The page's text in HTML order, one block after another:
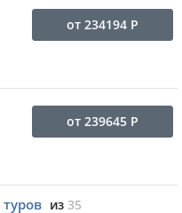
от 234194Р
от 239645Р
туров из 35